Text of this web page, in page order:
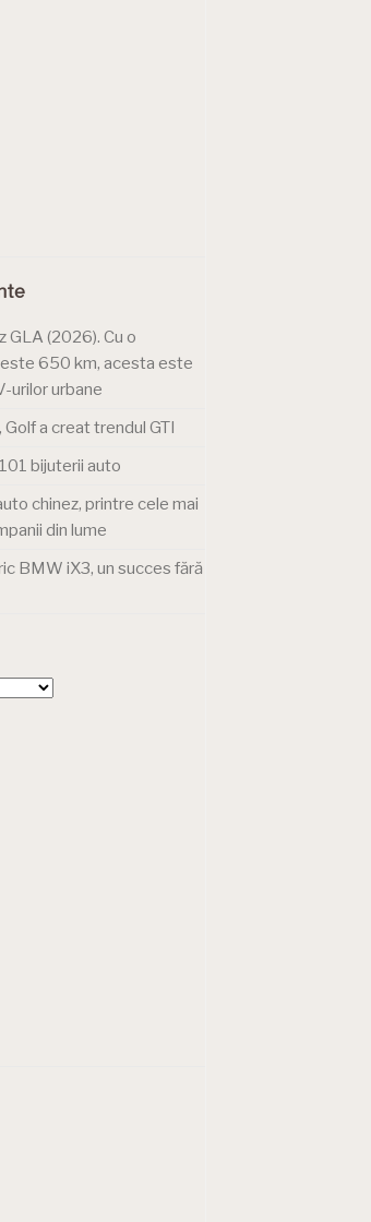
(2026). Cu o
650 km, acesta este
urilor urbane
a creat trendul GTI
bijuterii auto
chinez, printre cele mai
din lume
BMW iX3, un succes fără